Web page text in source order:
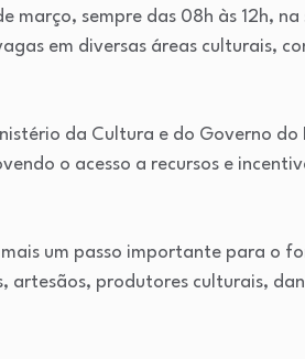
março, sempre das 08h às 12h,
em diversas áreas culturais,
da Cultura e do Governo
o acesso a recursos e
mais um passo importante para o
artesãos, produtores culturais,